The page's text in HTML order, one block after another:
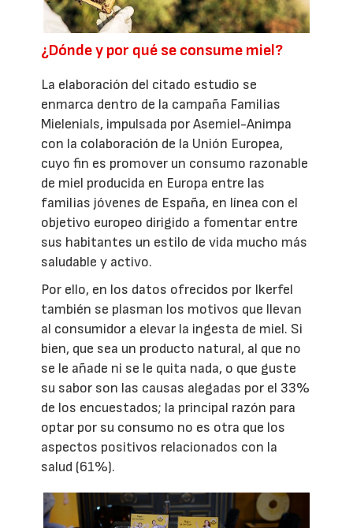
¿Dónde y por qué se consume miel?
La elaboración del citado estudio se
enmarca dentro de la campaña Familias
Mielenials, impulsada por Asemiel-Animpa
con la colaboración de la Unión Europea,
cuyo fin es promover un consumo razonable
de miel producida en Europa entre las
familias jóvenes de España, en línea con el
objetivo europeo dirigido a fomentar entre
sus habitantes un estilo de vida mucho más
saludable y activo.
Por ello, en los datos ofrecidos por Ikerfel
también se plasman los motivos que llevan
al consumidor a elevar la ingesta de miel. Si
bien, que sea un producto natural, al que no
se le añade ni se le quita nada, o que guste
su sabor son las causas alegadas por el 33%
de los encuestados; la principal razón para
optar por su consumo no es otra que los
aspectos positivos relacionados con la
salud (61%).